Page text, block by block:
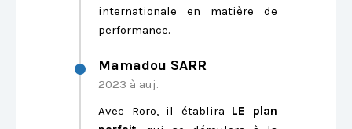
internationale en matière de
performance.
Mamadou SARR
2023 à auj.
Avec Roro, il établira LE plan